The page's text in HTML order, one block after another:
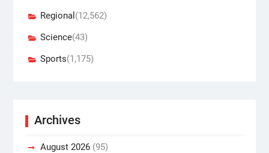
Regional (12,562)
Science(43)
Sports(1,175)
Archives
August 2026(95)